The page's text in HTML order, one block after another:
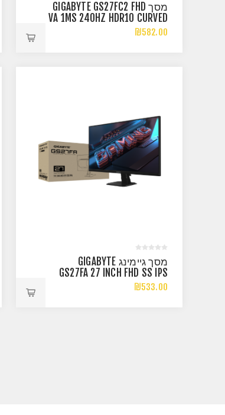
מסך GIGABYTE GS27FC2 FHD
VA 1MS 240HZ HDR10 CURVED
VESA100
₪582.00
מסך גיימינג GIGABYTE
GS27FA 27 INCH FHD SS IPS
1MS 180HZ
₪533.00